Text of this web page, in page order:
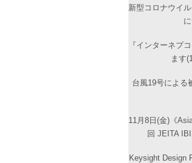
新型コロナウイ
『インターネプ
ます
台風19号による
11月8日(金)《
回 JEITA
Keysight Design